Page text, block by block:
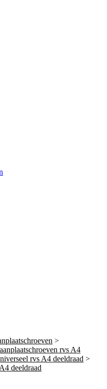
>
rvs A4
rvs A4 deeldraad >
deeldraad